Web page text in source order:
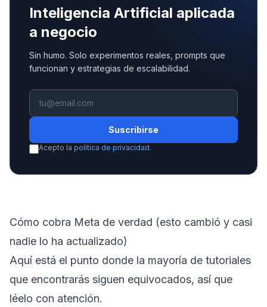
Inteligencia Artificial aplicada
a negocio
Sin humo. Solo experimentos reales, prompts que
funcionan y estrategias de escalabilidad.
Suscribirse
Acepto la política de privacidad.
Cómo cobra Meta de verdad (esto cambió y casi
nadie lo ha actualizado)
Aquí está el punto donde la mayoría de tutoriales
que encontrarás siguen equivocados, así que
léelo con atención.